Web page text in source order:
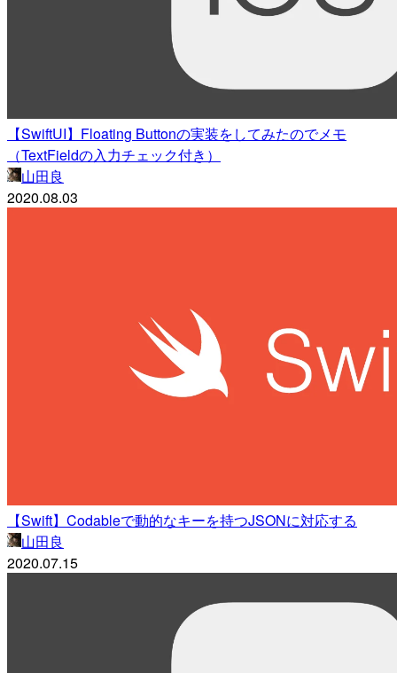
【SwiftUI】Floating Buttonの実装をしてみたのでメモ
（TextFieldの入力チェック付き）
山田良
2020.08.03
【Swift】Codableで動的なキーを持つJSONに対応する
山田良
2020.07.15